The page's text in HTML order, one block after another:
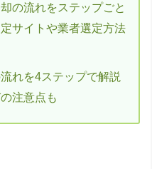
の流れをステップごと
サイトや業者選定方法
れを4ステップで解説
注意点も